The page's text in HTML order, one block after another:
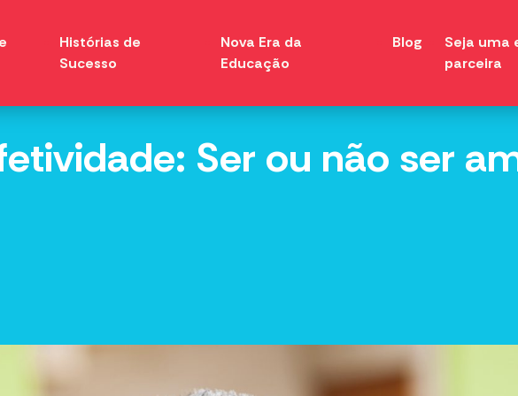
Histórias de
Sucesso
Nova Era da
Educação
Blog
Seja uma
parceira
Ser ou não ser